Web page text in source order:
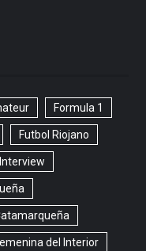
Formula 1
Futbol Riojano
Interview
del Interior